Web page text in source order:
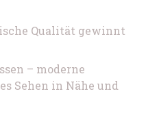
Qualität gewinnt
– moderne
Sehen in Nähe und